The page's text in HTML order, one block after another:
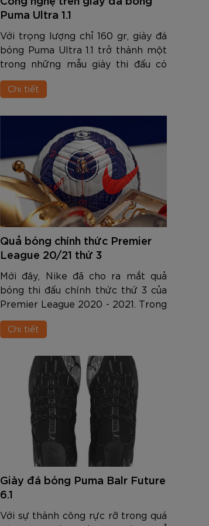
Puma Ultra 1.1
Với trọng lượng chỉ 160 gr, giày đá
bóng Puma Ultra 1.1 trở thành một
trong những mẫu giày thi đấu có
trọng lượng nhẹ nhất ở thời điểm
hiện tại. Bên cạnh đó giày còn rất
Chi tiết
Quả bóng chính thức Premier
League 20/21 thứ 3
Mới đây, Nike đã cho ra mắt quả
bóng thi đấu chính thức thứ 3 của
Premier League 2020 - 2021. Trong
Zocker tìm hiểu về phiên bản bóng
Chi tiết
Giày đá bóng Puma Balr Future
6.1
Với sự thành công rực rỡ trong quá